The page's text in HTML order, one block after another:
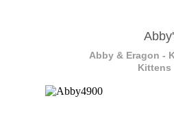
Abby & Eragon -
Kittens